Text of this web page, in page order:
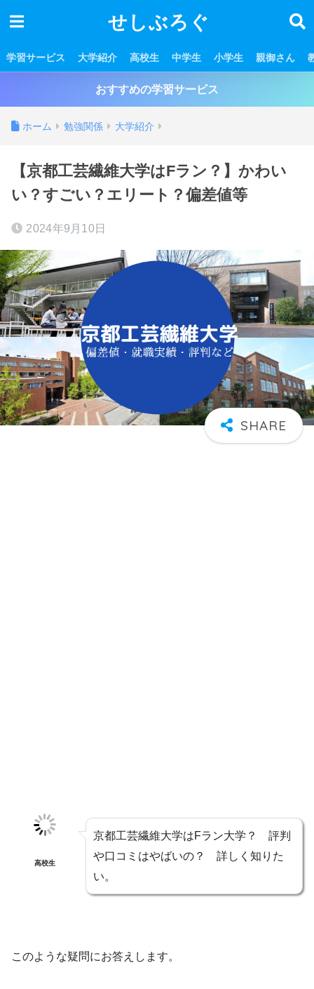
せしぶろぐ
学習サービス 大学紹介 高校生 中学生 小学生 親御さん
おすすめの学習サービス
ホーム 勉強関係 大学紹介
【京都工芸繊維大学はFラン？】かわい
い？すごい？エリート？偏差値等
2024年9月10日
高校生
京都工芸繊維大学はFラン大学？ 評判
や口コミはやばいの？ 詳しく知りた
い。
このような疑問にお答えします。